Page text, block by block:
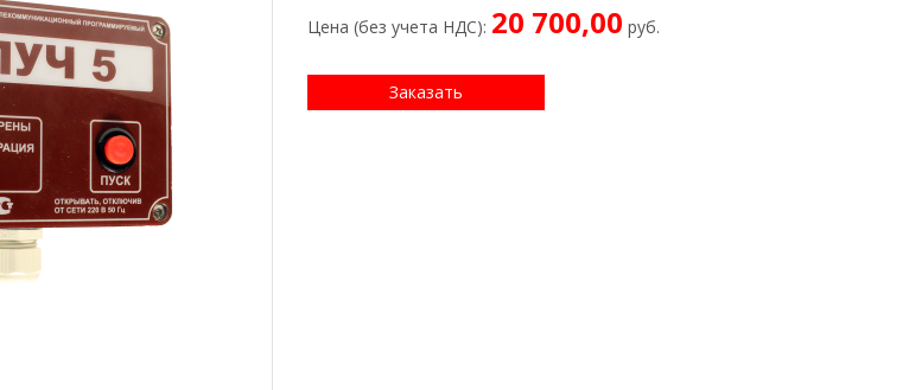
Цена (без учета НДС): 20 700,00 руб.
Заказать